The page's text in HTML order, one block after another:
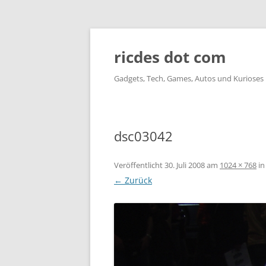
ricdes dot com
Gadgets, Tech, Games, Autos und Kurioses
dsc03042
Veröffentlicht30. Juli 2008am 1024 × 768 in
← Zurück